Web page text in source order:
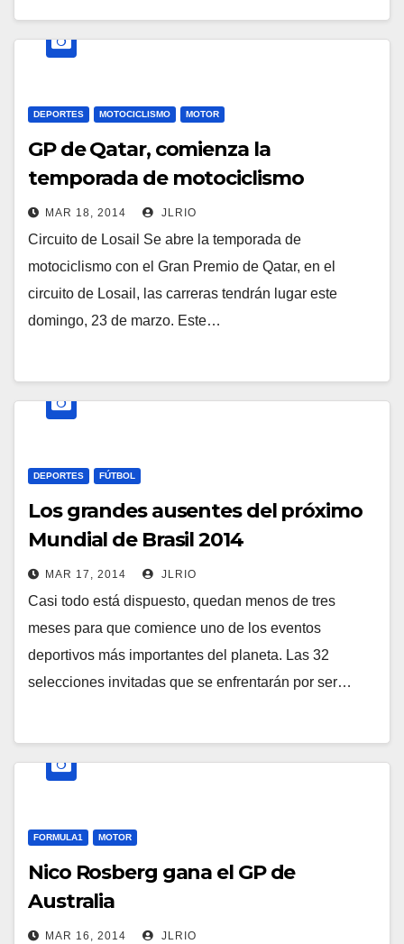
DEPORTES MOTOCICLISMO MOTOR
GP de Qatar, comienza la
temporada de motociclismo
MAR 18, 2014 JLRIO
Circuito de Losail Se abre la temporada de
motociclismo con el Gran Premio de Qatar, en el
circuito de Losail, las carreras tendrán lugar este
domingo, 23 de marzo. Este…
DEPORTES FÚTBOL
Los grandes ausentes del próximo
Mundial de Brasil 2014
MAR 17, 2014 JLRIO
Casi todo está dispuesto, quedan menos de tres
meses para que comience uno de los eventos
deportivos más importantes del planeta. Las 32
selecciones invitadas que se enfrentarán por ser…
FORMULA1 MOTOR
Nico Rosberg gana el GP de
Australia
MAR 16, 2014 JLRIO